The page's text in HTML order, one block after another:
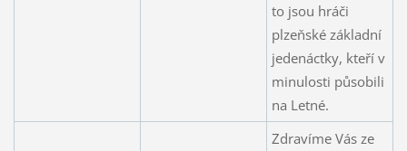
to jsou hráči
plzeňské základní
jedenáctky, kteří v
minulosti působili
na Letné.
Zdravíme Vás ze